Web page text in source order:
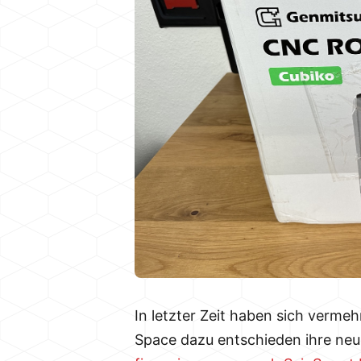
In letzter Zeit haben sich
Space dazu entschieden ihre